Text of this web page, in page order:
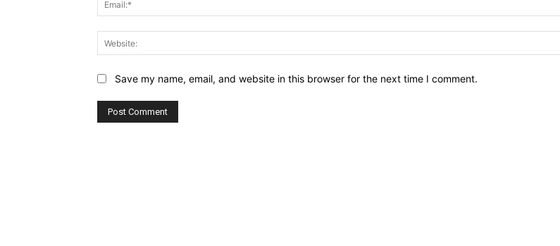
Save my name, email, and website in this browser for the next time I comment.